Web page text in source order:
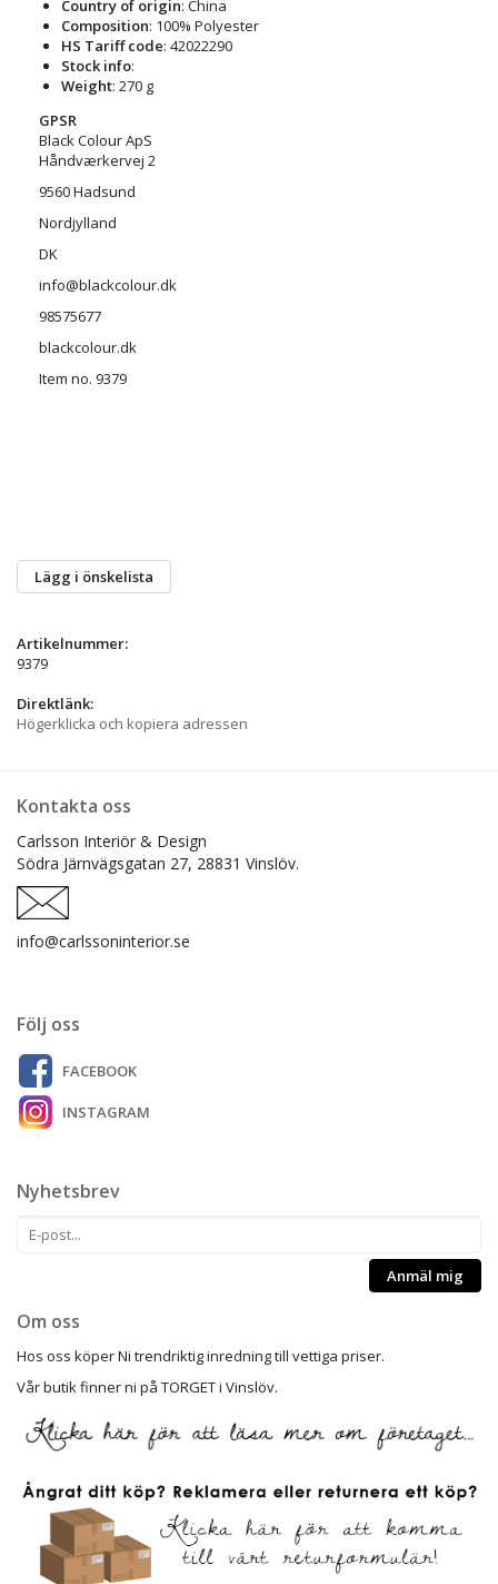
Country of origin: China
Composition: 100% Polyester
HS Tariff code: 42022290
Stock info:
Weight: 270 g
GPSR
Black Colour ApS
Håndværkervej 2
9560 Hadsund
Nordjylland
DK
info@blackcolour.dk
98575677
blackcolour.dk
Item no. 9379
Lägg i önskelista
Artikelnummer:
9379
Direktlänk:
Högerklicka och kopiera adressen
Kontakta oss
Carlsson Interiör & Design
Södra Järnvägsgatan 27, 28831 Vinslöv.
info@carlssoninterior.se
Följ oss
FACEBOOK
INSTAGRAM
Nyhetsbrev
Anmäl mig
Om oss
Hos oss köper Ni trendriktig inredning till vettiga priser.
Vår butik finner ni på TORGET i Vinslöv.